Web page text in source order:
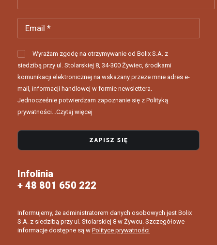
Wyrażam zgodę na otrzymywanie od Bolix S.A. z
siedzibą przy ul. Stolarskiej 8, 34-300 Żywiec, środkami
komunikacji elektronicznej na wskazany przeze mnie adres e-
mail, informacji handlowej w formie newslettera.
Jednocześnie potwierdzam zapoznanie się z Polityką
prywatności...Czytaj więcej
Infolinia
+ 48 801 650 222
Informujemy, że administratorem danych osobowych jest Bolix
S.A. z siedzibą przy ul. Stolarskiej 8 w Żywcu. Szczegółowe
informacje dostępne są w Polityce prywatności